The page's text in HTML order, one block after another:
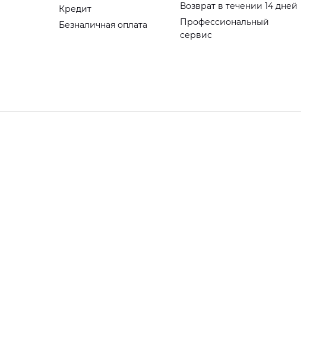
Кредит
Безналичная оплата
Возврат в течении 14 дней
Профессиональный
сервис